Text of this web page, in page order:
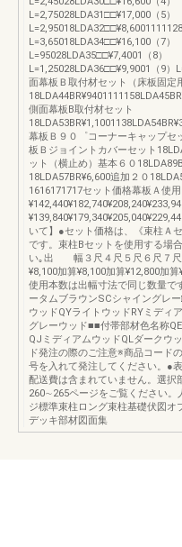
L=2,75028LDA31□□¥17,000（5）
L=3,65018LDA34□□¥16,100（7）
L=95028LDA35□□¥7,4001（8）
L=1,25028LDA36□□¥9,9001（9）
面幕板Ｂ取付材セット（床板固定
側面幕板B取付材セット
幕板Ｂ９０゜コーナーキャップセ
板Ｂジョイントカバーセット
ット（横止め）基本６０
18LDA57BR¥6,600追加２０
1616171717セット価格幕板Ａ使用
いて】●セット価格は、《束柱Ａ
です。束柱Bセットを使用する場
い｡出 幅３尺４尺５尺６尺７尺
¥8,100加算¥8,100加算¥12,800加
使用本数は出幅寸法で同じ数量で
ータムブラウンSCシャイングレ
ウッドQYライトウッドRYミディ
グレーウッド■■付帯部材色名称
QJミディアムウッドQLダークウ
ド発注の際のご注意※商品コード
号を入れて発注してください。●
配送費は含まれていません。選択
260∼265ページをご覧ください。
ジ標準束柱ロング束柱基礎伏図オ
デッキ部材図面集